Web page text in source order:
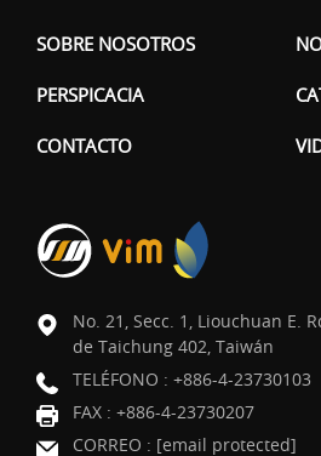
SOBRE NOSOTROS
PERSPICACIA
CONTACTO
No. 21, Secc. 1, Liouchuan E.
de Taichung 402, Taiwán
TELÉFONO : +886-4-23730103
FAX : +886-4-23730207
CORREO : [email protected]